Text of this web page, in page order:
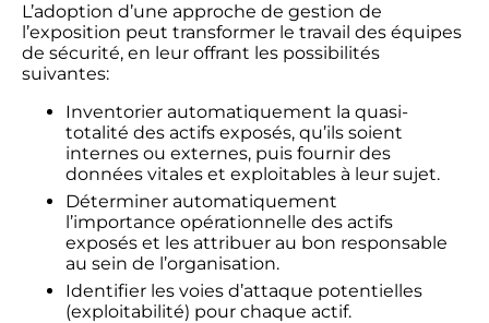
L’adoption d’une approche de gestion de
l’exposition peut transformer le travail des équipes
de sécurité, en leur offrant les possibilités
suivantes:
Inventorier automatiquement la quasi-
totalité des actifs exposés, qu’ils soient
internes ou externes, puis fournir des
données vitales et exploitables à leur sujet.
Déterminer automatiquement
l’importance opérationnelle des actifs
exposés et les attribuer au bon responsable
au sein de l’organisation.
Identifier les voies d’attaque potentielles
(exploitabilité) pour chaque actif.